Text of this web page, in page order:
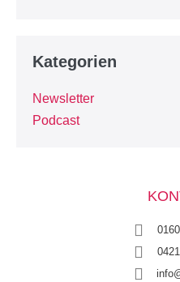
Kategorien
Newsletter
Podcast